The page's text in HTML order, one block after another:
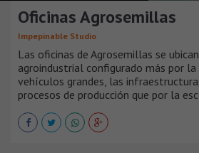
Oficinas Agrosemillas
Impepinable Studio
Las oficinas de Agrosemillas se
agroindustrial configurado más por
vehículos grandes, las
procesos de producción que por la